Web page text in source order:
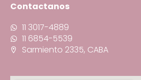
Contactanos
11 3017-4889
11 6854-5539
Sarmiento 2335, CABA